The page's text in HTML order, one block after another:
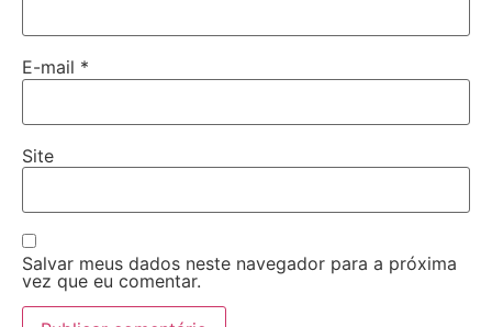
E-mail *
Site
Salvar meus dados neste navegador para a próxima
vez que eu comentar.